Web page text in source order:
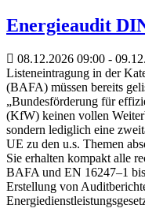
Energieaudit
08.12.2026 09:00 -
Listeneintragung in der
(BAFA) müssen bereits
„Bundesförderung für
(KfW) keinen vollen
sondern lediglich eine
UE zu den u.s. Themen
Sie erhalten kompakt alle
BAFA und EN 16247–1
Erstellung von